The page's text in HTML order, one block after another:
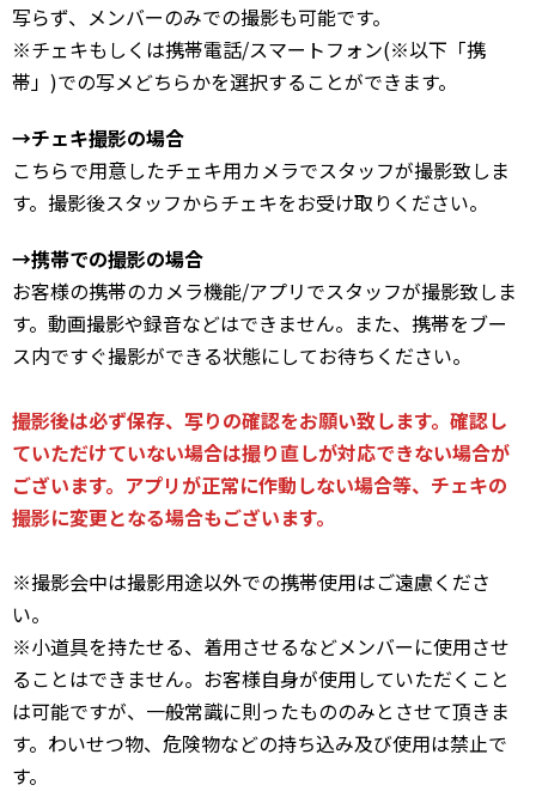
写らず、メンバーのみでの撮影も可能です。
※チェキもしくは携帯電話/スマートフォン(※以下「携
帯」)での写メどちらかを選択することができます。
→チェキ撮影の場合
こちらで用意したチェキ用カメラでスタッフが撮影致しま
す。撮影後スタッフからチェキをお受け取りください。
→携帯での撮影の場合
お客様の携帯のカメラ機能/アプリでスタッフが撮影致しま
す。動画撮影や録音などはできません。また、携帯をブー
ス内ですぐ撮影ができる状態にしてお待ちください。
撮影後は必ず保存、写りの確認をお願い致します。確認し
ていただけていない場合は撮り直しが対応できない場合が
ございます。アプリが正常に作動しない場合等、チェキの
撮影に変更となる場合もございます。
※撮影会中は撮影用途以外での携帯使用はご遠慮くださ
い。
※小道具を持たせる、着用させるなどメンバーに使用させ
ることはできません。お客様自身が使用していただくこと
は可能ですが、一般常識に則ったもののみとさせて頂きま
す。わいせつ物、危険物などの持ち込み及び使用は禁止で
す。